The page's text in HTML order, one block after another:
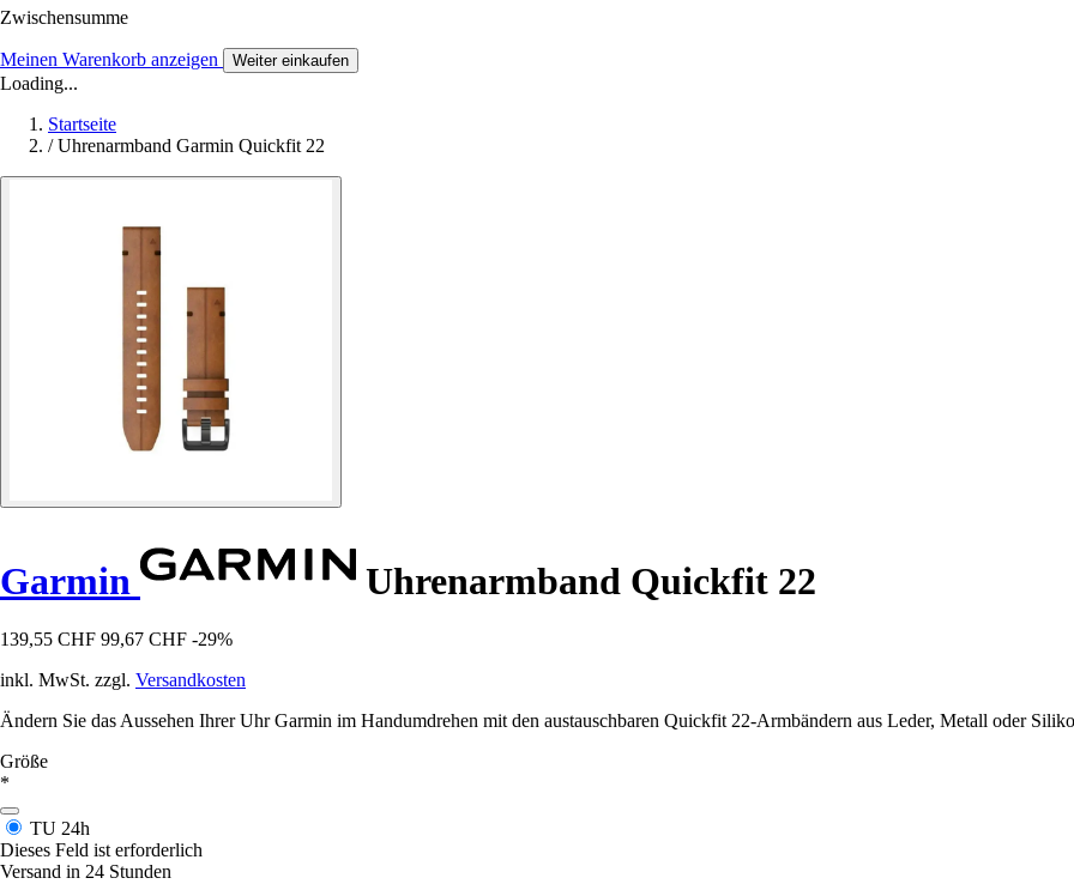
Zwischensumme
Meinen Warenkorb anzeigen Weiter einkaufen
Loading...
Startseite
/ Uhrenarmband Garmin Quickfit 22
Garmin Uhrenarmband Quickfit 22
139,55 CHF 99,67 CHF -29%
inkl. MwSt. zzgl. Versandkosten
Ändern Sie das Aussehen Ihrer Uhr Garmin im Handumdrehen mit den austauschbaren Quickfit 22-Armbändern aus Leder, Metall oder
Größe
*
TU 24h
Dieses Feld ist erforderlich
Versand in 24 Stunden